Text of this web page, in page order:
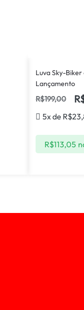
Luva Sky-
Lançamento
R$199,00
5x de R$
R$113,05